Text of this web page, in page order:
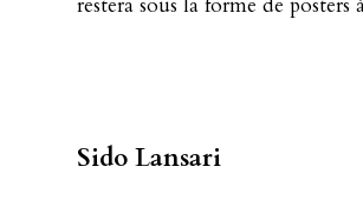
Sido Lansari